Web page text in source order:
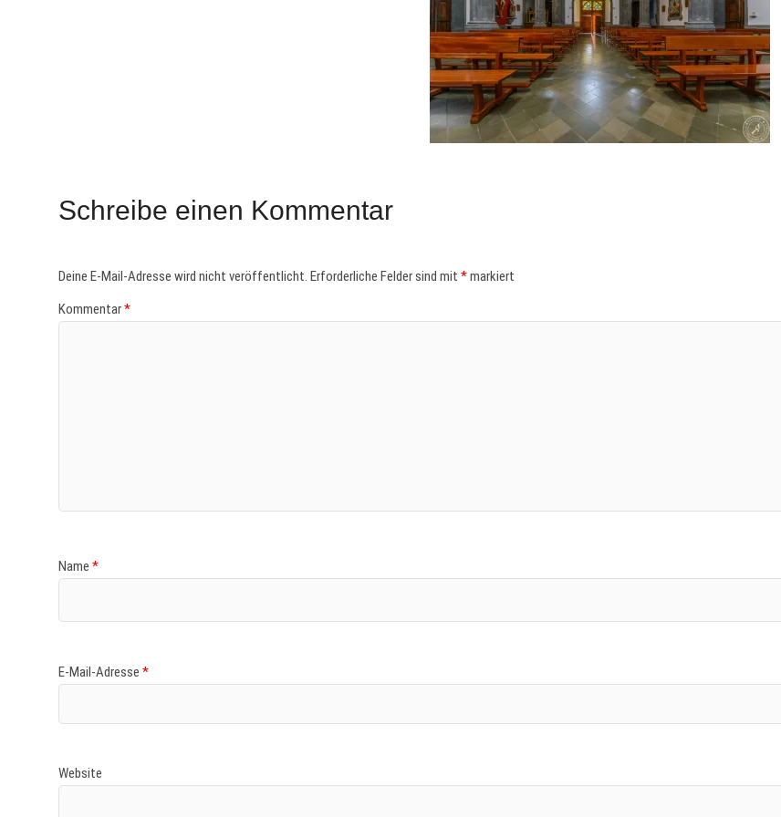
Schreibe einen Kommentar
Deine E-Mail-Adresse wird nicht veröffentlicht. Erforderliche Felder sind mit *markiert
Kommentar*
Name *
E-Mail-Adresse *
Website